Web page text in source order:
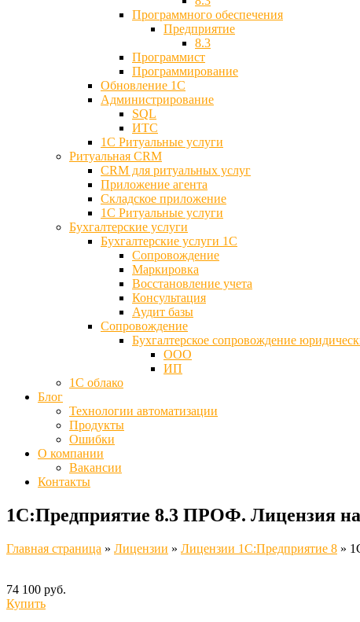
Программного обеспечения
Предприятие
8.3
Программист
Программирование
Обновление 1С
Администрирование
SQL
ИТС
1С Ритуальные услуги
Ритуальная CRM
CRM для ритуальных услуг
Приложение агента
Складское приложение
1С Ритуальные услуги
Бухгалтерские услуги
Бухгалтерские услуги 1С
Сопровождение
Маркировка
Восстановление учета
Консультация
Аудит базы
Cопровождение
Бухгалтерское сопровождение
ООО
ИП
1С облако
Блог
Технологии автоматизации
Продукты
Ошибки
О компании
Вакансии
Контакты
1С:Предприятие 8.3 ПРОФ. Лицензия на
Главная страница » Лицензии » Лицензии 1C:Предприятие 8 »
74 100 руб.
Купить